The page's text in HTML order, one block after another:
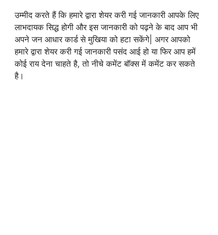
उम्मीद करते हैं कि हमारे द्वारा शेयर करी गई जानकारी आपके लिए
लाभदायक सिद्ध होगी और इस जानकारी को पढ़ने के बाद आप भी
अपने जन आधार कार्ड से मुखिया को हटा सकेंगे| अगर आपको
हमारे द्वारा शेयर करी गई जानकारी पसंद आई हो या फिर आप हमें
कोई राय देना चाहते है, तो नीचे कमेंट बॉक्स में कमेंट कर सकते
है।